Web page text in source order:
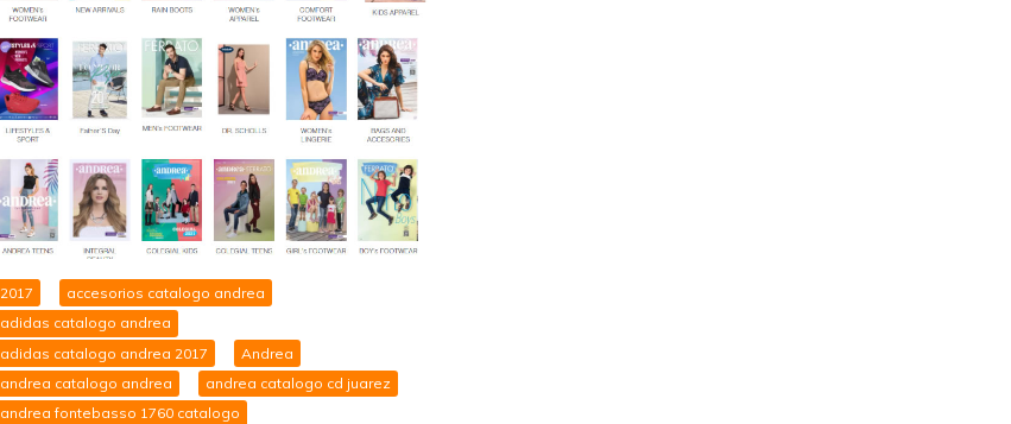
2017
accesorios catalogo andrea
adidas catalogo andrea
adidas catalogo andrea 2017
Andrea
andrea catalogo andrea
andrea catalogo cd juarez
andrea fontebasso 1760 catalogo